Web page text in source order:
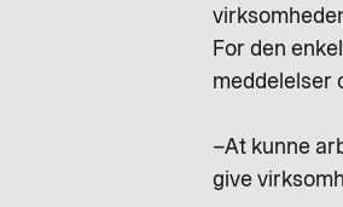
For den
meddelelser
–At kunne
give